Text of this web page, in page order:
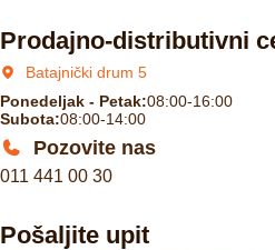
Prodajno-distributivni
Batajnički drum 5
Ponedeljak - Petak:08:00-16:00
Subota:08:00-14:00
Pozovite nas
011 441 00 30
Pošaljite upit